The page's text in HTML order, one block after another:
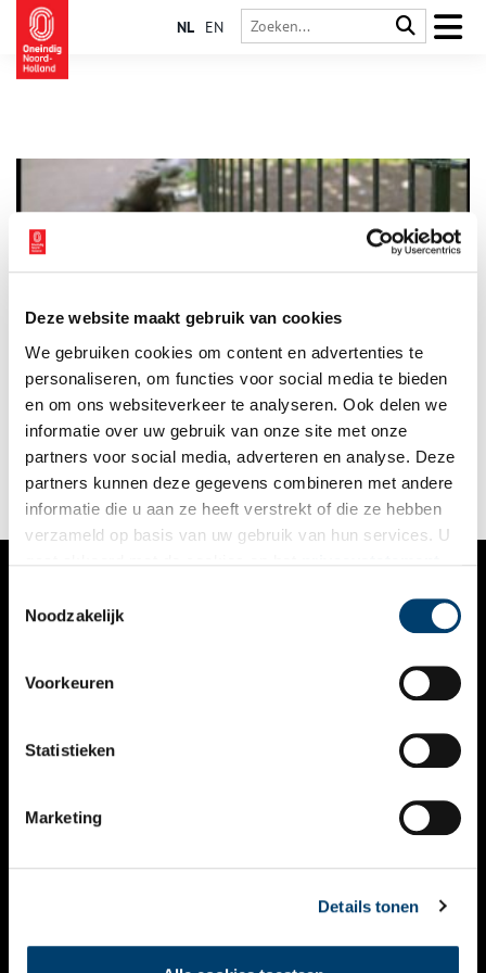
Deze website maakt gebruik van cookies
We gebruiken cookies om content en advertenties te
personaliseren, om functies voor social media te bieden
en om ons websiteverkeer te analyseren. Ook delen we
informatie over uw gebruik van onze site met onze
partners voor social media, adverteren en analyse. Deze
partners kunnen deze gegevens combineren met andere
informatie die u aan ze heeft verstrekt of die ze hebben
verzameld op basis van uw gebruik van hun services. U
Noodzakelijk
Voorkeuren
Statistieken
Marketing
Details tonen
NL EN
Op het Amsterdamse Kleine Gartmanplantsoen, bij het
Leidseplein, staan her en der tientallen bronzen leguanen,
agames en varanen. De beeldengroep heet Blauw Jan. De
beelden verwijzen naar de beroemde menagerie van Jan
Westerhof, oftewel Blauw Jan.
VERHALEN
KALENDER
THEMA’S
VIDEO’S
CONTACT